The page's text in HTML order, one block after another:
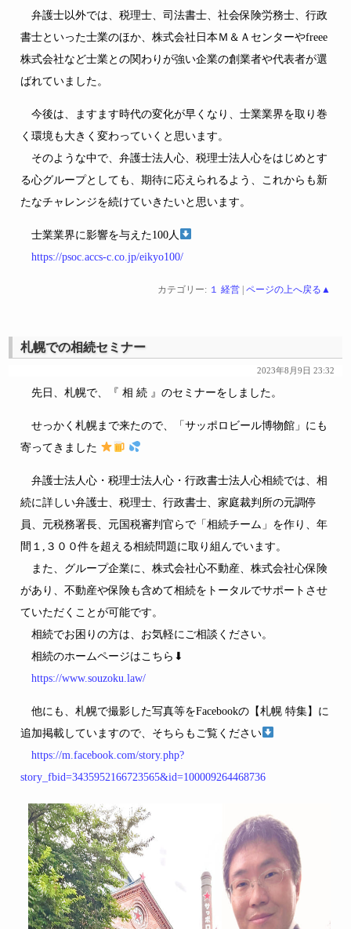
弁護士以外では、税理士、司法書士、社会保険労務士、行政
書士といった士業のほか、株式会社日本Ｍ＆Ａセンターやfreee
株式会社など士業との関わりが強い企業の創業者や代表者が選
ばれていました。
今後は、ますます時代の変化が早くなり、士業業界を取り巻
く環境も大きく変わっていくと思います。
そのような中で、弁護士法人心、税理士法人心をはじめとす
る心グループとしても、期待に応えられるよう、これからも新
たなチャレンジを続けていきたいと思います。
士業業界に影響を与えた100人
https://psoc.accs-c.co.jp/eikyo100/
カテゴリー: １ 経営| ページの上へ戻る▲
札幌での相続セミナー
2023年8月9日 23:32
先日、札幌で、『 相 続 』のセミナーをしました。
せっかく札幌まで来たので、「サッポロビール博物館」にも
寄ってきました
弁護士法人心・税理士法人心・行政書士法人心相続では、相
続に詳しい弁護士、税理士、行政書士、家庭裁判所の元調停
員、元税務署長、元国税審判官らで「相続チーム」を作り、年
間１,３００件を超える相続問題に取り組んでいます。
また、グループ企業に、株式会社心不動産、株式会社心保険
があり、不動産や保険も含めて相続をトータルでサポートさせ
ていただくことが可能です。
相続でお困りの方は、お気軽にご相談ください。
相続のホームページはこちら⬇
https://www.souzoku.law/
他にも、札幌で撮影した写真等をFacebookの【札幌 特集】に
追加掲載していますので、そちらもご覧ください
https://m.facebook.com/story.php?
story_fbid=3435952166723565&id=100009264468736